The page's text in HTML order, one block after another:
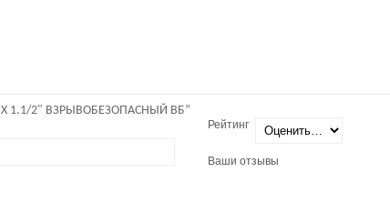
2" ВЗРЫВОБЕЗОПАСНЫЙ ВБ”
Рейтинг
Ваши отзывы